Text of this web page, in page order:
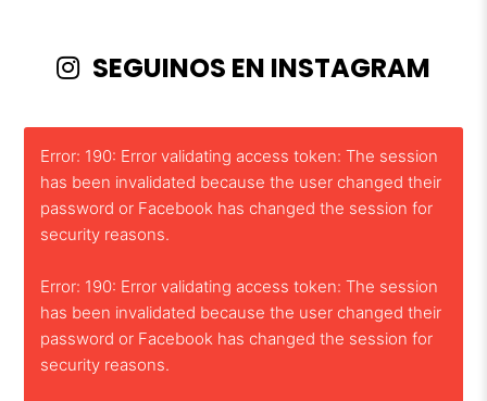
SEGUINOS EN INSTAGRAM
Error: 190: Error validating access token: The session
has been invalidated because the user changed their
password or Facebook has changed the session for
security reasons.
Error: 190: Error validating access token: The session
has been invalidated because the user changed their
password or Facebook has changed the session for
security reasons.